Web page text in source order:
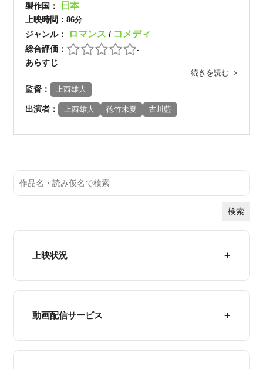
製作国：
日本
上映時間：86分
ジャンル： ロマンス/ コメディ
総合評価： -
あらすじ
続きを読む
監督： 上西雄大
出演者： 上西雄大 徳竹未夏 古川藍
検索
上映状況
動画配信サービス